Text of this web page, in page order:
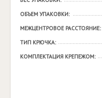
ОБЪЕМ УПАКОВКИ:
МЕЖЦЕНТРОВОЕ РАССТОЯНИЕ:
ТИП КРЮЧКА:
КОМПЛЕКТАЦИЯ КРЕПЕЖОМ: